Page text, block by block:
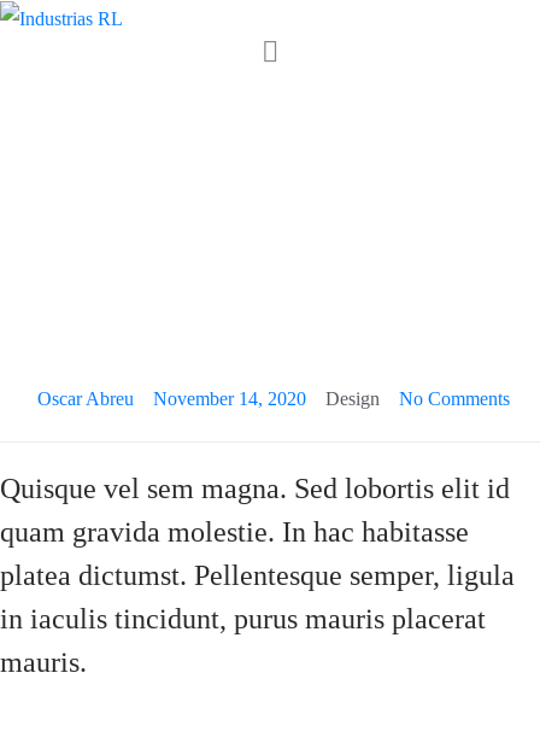
Oscar Abreu November 14, 2020 Design No Comments
Quisque vel sem magna. Sed lobortis elit id
quam gravida molestie. In hac habitasse
platea dictumst. Pellentesque semper, ligula
in iaculis tincidunt, purus mauris placerat
mauris.